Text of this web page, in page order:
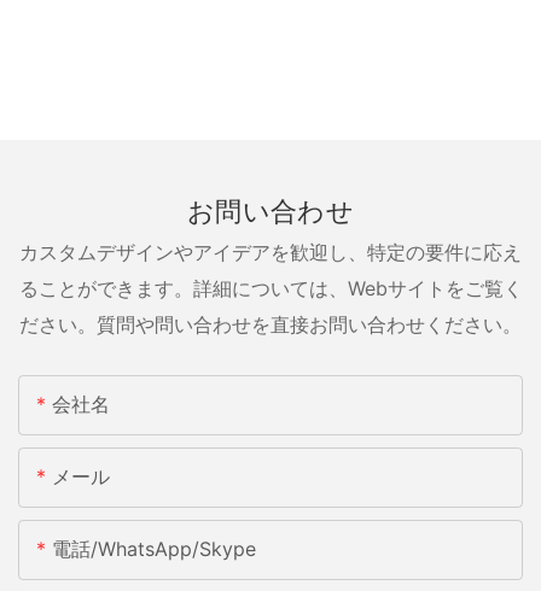
お問い合わせ
カスタムデザインやアイデアを歓迎し、特定の要件に応え
ることができます。詳細については、Webサイトをご覧く
ださい。質問や問い合わせを直接お問い合わせください。
会社名
メール
電話/WhatsApp/Skype